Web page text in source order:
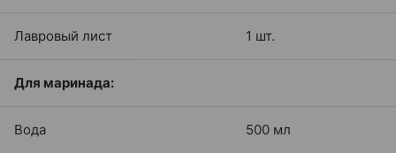
Лавровый лист 1 шт.
Для маринада:
Вода 500 мл